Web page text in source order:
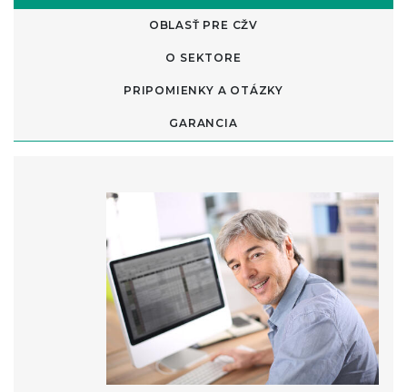
OBLASŤ PRE CŽV
O SEKTORE
PRIPOMIENKY A OTÁZKY
GARANCIA